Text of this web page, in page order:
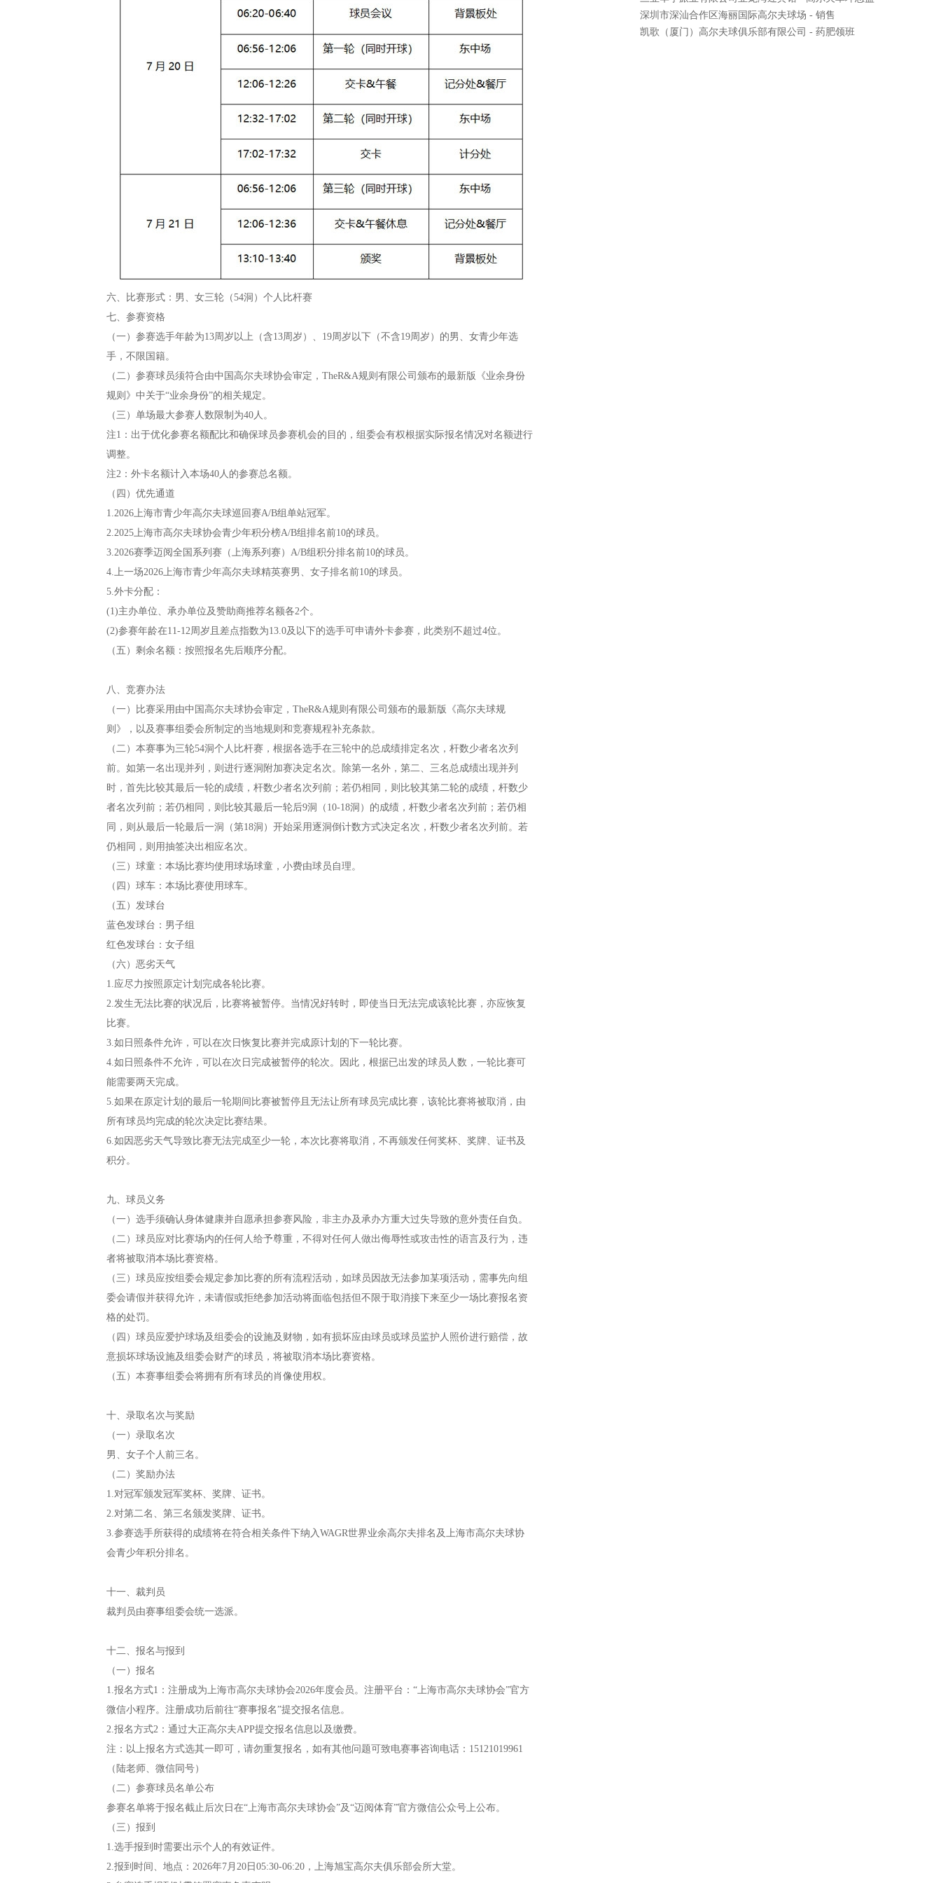
六、比赛形式：男、女三轮（54洞）个人比杆赛
七、参赛资格
（一）参赛选手年龄为13周岁以上（含13周岁）、19周岁以下（不含19周岁）的男、女青少年选
手，不限国籍。
（二）参赛球员须符合由中国高尔夫球协会审定，TheR&A规则有限公司颁布的最新版《业余身份
规则》中关于“业余身份”的相关规定。
（三）单场最大参赛人数限制为40人。
注1：出于优化参赛名额配比和确保球员参赛机会的目的，组委会有权根据实际报名情况对名额进行
调整。
注2：外卡名额计入本场40人的参赛总名额。
（四）优先通道
1.2026上海市青少年高尔夫球巡回赛A/B组单站冠军。
2.2025上海市高尔夫球协会青少年积分榜A/B组排名前10的球员。
3.2026赛季迈阅全国系列赛（上海系列赛）A/B组积分排名前10的球员。
4.上一场2026上海市青少年高尔夫球精英赛男、女子排名前10的球员。
5.外卡分配：
(1)主办单位、承办单位及赞助商推荐名额各2个。
(2)参赛年龄在11-12周岁且差点指数为13.0及以下的选手可申请外卡参赛，此类别不超过4位。
（五）剩余名额：按照报名先后顺序分配。
八、竞赛办法
（一）比赛采用由中国高尔夫球协会审定，TheR&A规则有限公司颁布的最新版《高尔夫球规
则》，以及赛事组委会所制定的当地规则和竞赛规程补充条款。
（二）本赛事为三轮54洞个人比杆赛，根据各选手在三轮中的总成绩排定名次，杆数少者名次列
前。如第一名出现并列，则进行逐洞附加赛决定名次。除第一名外，第二、三名总成绩出现并列
时，首先比较其最后一轮的成绩，杆数少者名次列前；若仍相同，则比较其第二轮的成绩，杆数少
者名次列前；若仍相同，则比较其最后一轮后9洞（10-18洞）的成绩，杆数少者名次列前；若仍相
同，则从最后一轮最后一洞（第18洞）开始采用逐洞倒计数方式决定名次，杆数少者名次列前。若
仍相同，则用抽签决出相应名次。
（三）球童：本场比赛均使用球场球童，小费由球员自理。
（四）球车：本场比赛使用球车。
（五）发球台
蓝色发球台：男子组
红色发球台：女子组
（六）恶劣天气
1.应尽力按照原定计划完成各轮比赛。
2.发生无法比赛的状况后，比赛将被暂停。当情况好转时，即使当日无法完成该轮比赛，亦应恢复
比赛。
3.如日照条件允许，可以在次日恢复比赛并完成原计划的下一轮比赛。
4.如日照条件不允许，可以在次日完成被暂停的轮次。因此，根据已出发的球员人数，一轮比赛可
能需要两天完成。
5.如果在原定计划的最后一轮期间比赛被暂停且无法让所有球员完成比赛，该轮比赛将被取消，由
所有球员均完成的轮次决定比赛结果。
6.如因恶劣天气导致比赛无法完成至少一轮，本次比赛将取消，不再颁发任何奖杯、奖牌、证书及
积分。
九、球员义务
（一）选手须确认身体健康并自愿承担参赛风险，非主办及承办方重大过失导致的意外责任自负。
（二）球员应对比赛场内的任何人给予尊重，不得对任何人做出侮辱性或攻击性的语言及行为，违
者将被取消本场比赛资格。
（三）球员应按组委会规定参加比赛的所有流程活动，如球员因故无法参加某项活动，需事先向组
委会请假并获得允许，未请假或拒绝参加活动将面临包括但不限于取消接下来至少一场比赛报名资
格的处罚。
（四）球员应爱护球场及组委会的设施及财物，如有损坏应由球员或球员监护人照价进行赔偿，故
意损坏球场设施及组委会财产的球员，将被取消本场比赛资格。
（五）本赛事组委会将拥有所有球员的肖像使用权。
十、录取名次与奖励
（一）录取名次
男、女子个人前三名。
（二）奖励办法
1.对冠军颁发冠军奖杯、奖牌、证书。
2.对第二名、第三名颁发奖牌、证书。
3.参赛选手所获得的成绩将在符合相关条件下纳入WAGR世界业余高尔夫排名及上海市高尔夫球协
会青少年积分排名。
十一、裁判员
裁判员由赛事组委会统一选派。
十二、报名与报到
（一）报名
1.报名方式1：注册成为上海市高尔夫球协会2026年度会员。注册平台：“上海市高尔夫球协会”官方
微信小程序。注册成功后前往“赛事报名”提交报名信息。
2.报名方式2：通过大正高尔夫APP提交报名信息以及缴费。
注：以上报名方式选其一即可，请勿重复报名，如有其他问题可致电赛事咨询电话：15121019961
（陆老师、微信同号）
（二）参赛球员名单公布
参赛名单将于报名截止后次日在“上海市高尔夫球协会”及“迈阅体育”官方微信公众号上公布。
（三）报到
1.选手报到时需要出示个人的有效证件。
2.报到时间、地点：2026年7月20日05:30-06:20，上海旭宝高尔夫俱乐部会所大堂。
深圳市深汕合作区海丽国际高尔夫球场 - 销售
凯歌（厦门）高尔夫球俱乐部有限公司 - 药肥领班